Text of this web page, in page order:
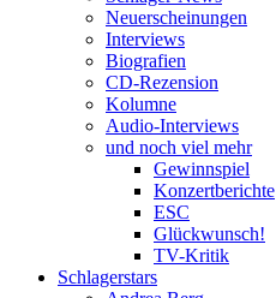
Neuerscheinungen
Interviews
Biografien
CD-Rezension
Kolumne
Audio-Interviews
und noch viel mehr
Gewinnspiel
Konzertberichte
ESC
Glückwunsch!
TV-Kritik
Schlagerstars